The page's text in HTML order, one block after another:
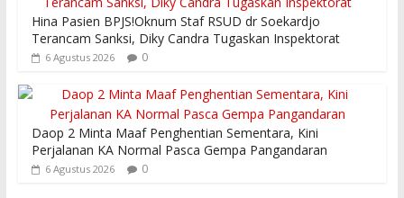
Hina Pasien BPJS!Oknum Staf RSUD dr Soekardjo
Terancam Sanksi, Diky Candra Tugaskan Inspektorat
6 Agustus 2026 0
Daop 2 Minta Maaf Penghentian Sementara, Kini
Perjalanan KA Normal Pasca Gempa Pangandaran
6 Agustus 2026 0